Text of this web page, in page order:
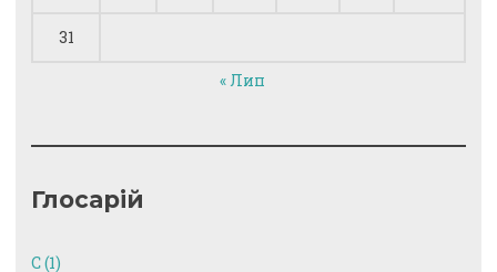
31
« Лип
Глосарій
C(1)